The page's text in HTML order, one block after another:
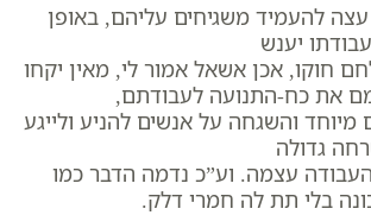
להעמיד משגיחים עליהם, באופן
יענש
חוקו, אכן אשאל אמור לי, מאין יקחו
את כח-התנועה לעבודתם,
והשגחה על אנשים להניע ולייגע
גדולה
עצמה. וע”כ נדמה הדבר כמו
בלי תת לה חמרי דלק.